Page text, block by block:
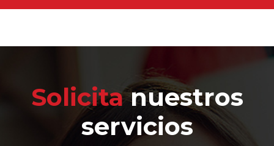
Solicitanuestros
servicios